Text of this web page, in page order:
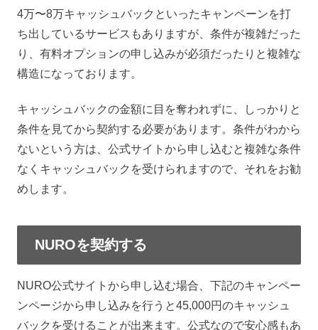
4万〜8万キャッシュバックといったキャンペーンを打
ち出しているサービスもありますが、条件が複雑だった
り、有料オプションの申し込みが必須だったりと複雑な
構造になっております。
キャッシュバックの金額に目を奪われずに、しっかりと
条件を見てから契約する必要があります。条件がわから
ないという方は、公式サイトから申し込むと複雑な条件
なくキャッシュバックを受けられますので、それをお勧
めします。
NUROを契約する
NURO公式サイトから申し込む場合、下記のキャンペー
ンページから申し込みを行うと45,000円のキャッシュ
バックを受けることが出来ます。公式なので安心感もあ